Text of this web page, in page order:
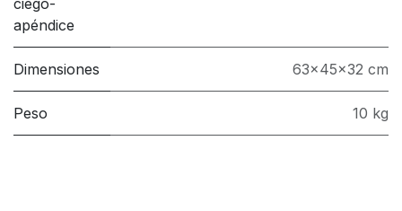
ciego-
apéndice
Dimensiones 63x45x32 cm
Peso 10 kg